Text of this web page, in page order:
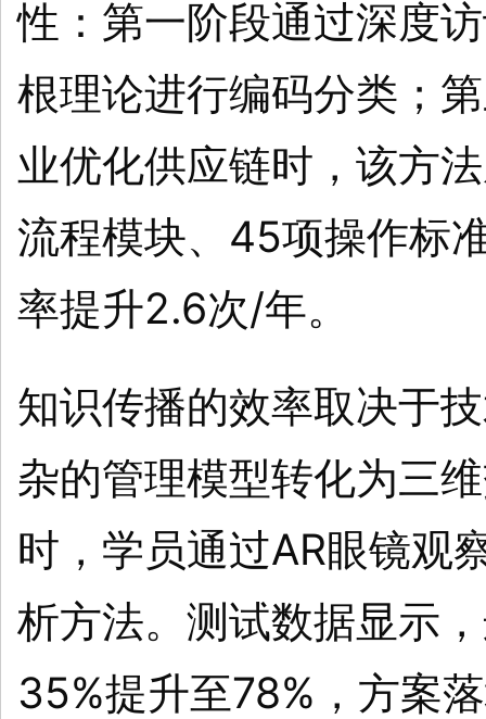
性：第一阶段通过深度
根理论进行编码分类；
业优化供应链时，该方
流程模块、45项操作标
率提升2.6次/年。
知识传播的效率取决于
杂的管理模型转化为三
时，学员通过AR眼镜观
析方法。测试数据显示
35%提升至78%，方案